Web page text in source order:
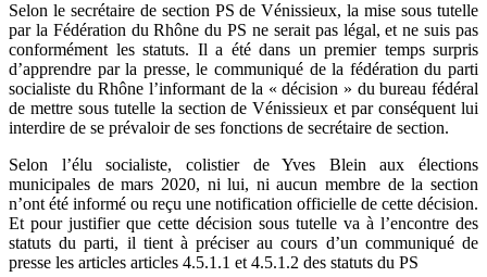
Selon le secrétaire de section PS de Vénissieux, la mise sous tutelle
par la Fédération du Rhône du PS ne serait pas légal, et ne suis pas
conformément les statuts. Il a été dans un premier temps surpris
d’apprendre par la presse, le communiqué de la fédération du parti
socialiste du Rhône l’informant de la « décision » du bureau fédéral
de mettre sous tutelle la section de Vénissieux et par conséquent lui
interdire de se prévaloir de ses fonctions de secrétaire de section.
Selon l’élu socialiste, colistier de Yves Blein aux élections
municipales de mars 2020, ni lui, ni aucun membre de la section
n’ont été informé ou reçu une notification officielle de cette décision.
Et pour justifier que cette décision sous tutelle va à l’encontre des
statuts du parti, il tient à préciser au cours d’un communiqué de
presse les articles articles 4.5.1.1 et 4.5.1.2 des statuts du PS